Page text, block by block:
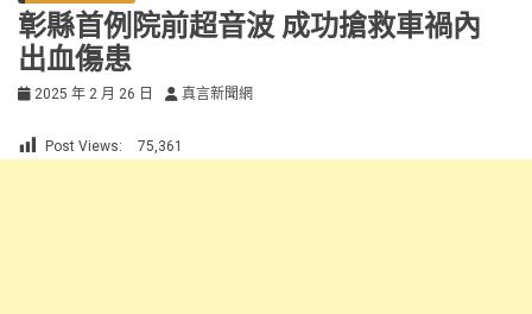
彰縣首例院前超音波 成功搶救車禍內
出血傷患
2025 年 2 月 26 日 真言新聞網
Post Views: 75,361